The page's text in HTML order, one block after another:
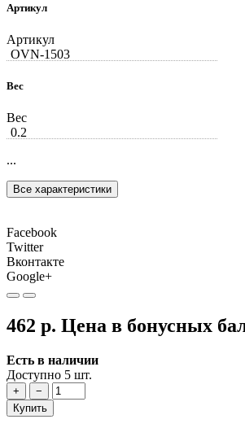
Артикул
Артикул
OVN-1503
Вес
Вес
0.2
...
Все характеристики
Facebook
Twitter
Вконтакте
Google+
462 р. Цена в бонусных
Есть в наличии
Доступно 5 шт.
+
−
Купить